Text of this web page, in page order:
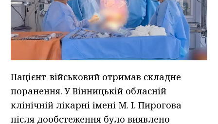
Пацієнт-військовий отримав складне
поранення. У Вінницькій обласній
клінічній лікарні імені М. І. Пирогова
після дообстеження було виявлено